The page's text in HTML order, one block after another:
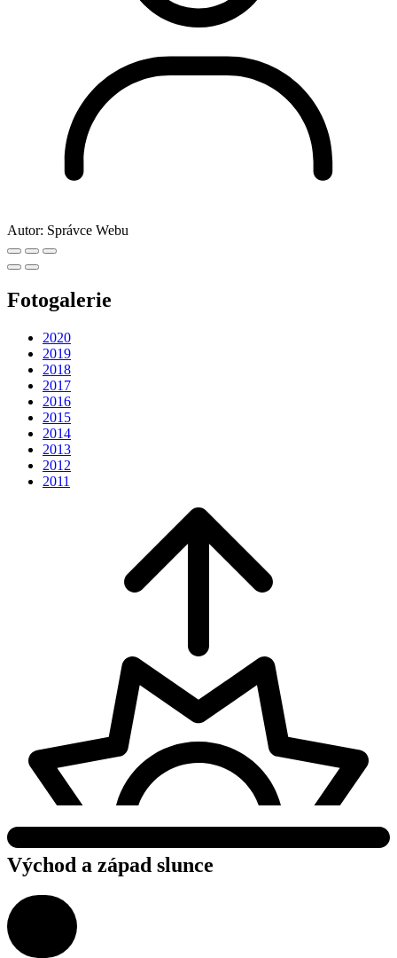
Autor: Správce Webu
Fotogalerie
2020
2019
2018
2017
2016
2015
2014
2013
2012
2011
Východ a západ slunce